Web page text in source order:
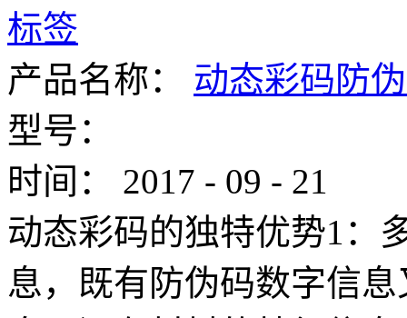
产品名称：
动态彩码防
型号：
时间：
2017 - 09 - 21
动态彩码的独特优势1：
息，既有防伪码数字信